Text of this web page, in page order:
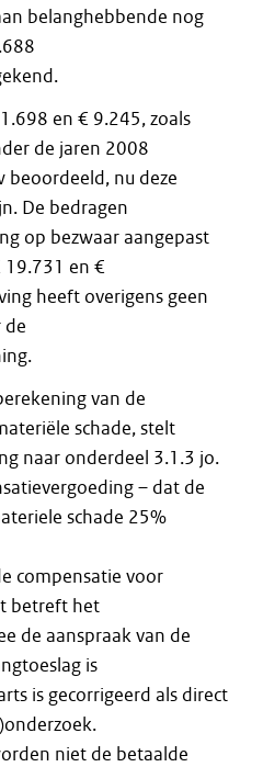
belanghebbende nog
en € 9.245, zoals
de jaren 2008
beoordeeld, nu deze
De bedragen
op bezwaar aangepast
19.731 en €
heeft overigens geen
de
van de
schade, stelt
naar onderdeel 3.1.3 jo.
– dat de
schade 25%
compensatie voor
betreft het
de aanspraak van de
is
is gecorrigeerd als direct
niet de betaalde